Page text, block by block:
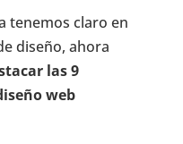
tenemos claro en
diseño, ahora
las 9
web